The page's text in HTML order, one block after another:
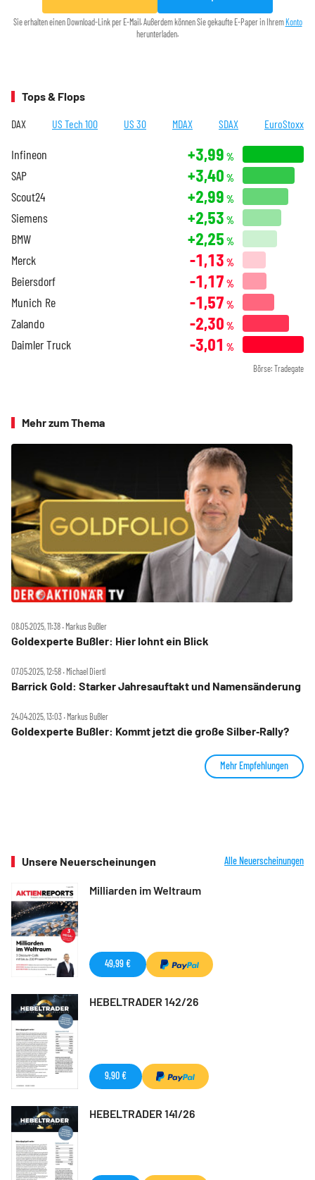
Sie erhalten einen Download-Link per E-Mail. Außerdem können Sie gekaufte E-Paper in IhremKonto
herunterladen.
Tops & Flops
DAX US Tech 100 US 30 MDAX SDAX EuroStoxx
Infineon +3,99 %
SAP +3,40 %
Scout24 +2,99 %
Siemens +2,53 %
BMW +2,25 %
Merck -1,13 %
Beiersdorf -1,17 %
Munich Re -1,57 %
Zalando -2,30 %
Daimler Truck -3,01 %
Börse: Tradegate
Mehr zum Thema
08.05.2025, 11:38 ‧ Markus Bußler
Goldexperte Bußler: Hier lohnt ein Blick
07.05.2025, 12:58 ‧ Michael Diertl
Barrick Gold: Starker Jahresauftakt und Namensänderung
24.04.2025, 13:03 ‧ Markus Bußler
Goldexperte Bußler: Kommt jetzt die große Silber‑Rally?
Mehr Empfehlungen
Unsere Neuerscheinungen Alle Neuerscheinungen
Milliarden im Weltraum
49,99 €
HEBELTRADER 142/26
9,90 €
HEBELTRADER 141/26